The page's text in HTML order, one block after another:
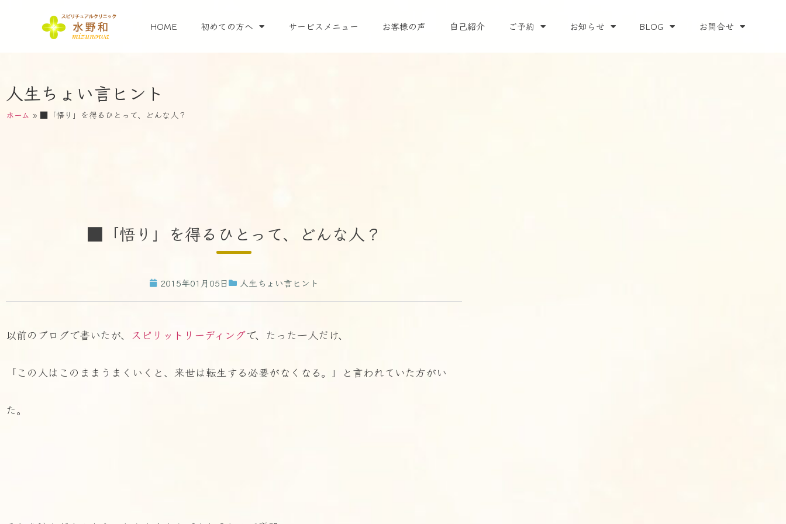
HOME 初めての方へ サービスメニュー お客様の声 自己紹介 ご予約 お知らせ BLOG お問合せ
人生ちょい言ヒント
ホーム » ■「悟り」を得るひとって、どんな人？
■「悟り」を得るひとって、どんな人？
2015年01月05日 人生ちょい言ヒント
以前のブログで書いたが、 スピリットリーディングで、たった一人だけ、
「この人はこのままうまくいくと、来世は転生する必要がなくなる。」と言われていた方がい
た。